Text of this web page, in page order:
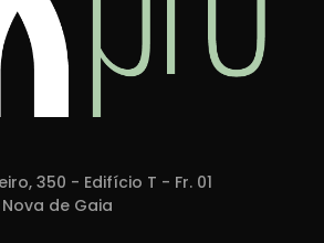
350 - Edifício T - Fr. 01
de Gaia